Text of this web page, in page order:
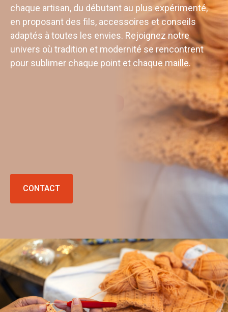
chaque artisan, du débutant au plus expérimenté,
en proposant des fils, accessoires et conseils
adaptés à toutes les envies. Rejoignez notre
univers où tradition et modernité se rencontrent
pour sublimer chaque point et chaque maille.
CONTACT